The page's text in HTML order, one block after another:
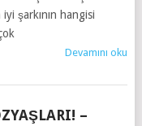
şarkının hangisi
Devamını oku
–